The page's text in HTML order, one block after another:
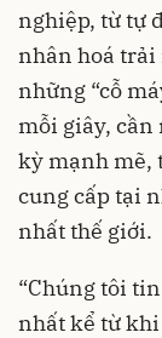
nghiệp, từ tự
nhân hoá trải
những “cỗ
mỗi giây, cần
kỳ mạnh mẽ,
cung cấp tại
nhất thế giới.
“Chúng tôi
nhất kể từ